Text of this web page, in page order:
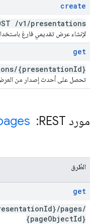
create
/v1 /presentations
لإنشاء عرض تقديمي فارغ
get
/{presentationId}
تحصل على أحدث إصدار من العرض
مورد REST: ‏
الطُرق
get
Id}/pages/
{pageObjectId}